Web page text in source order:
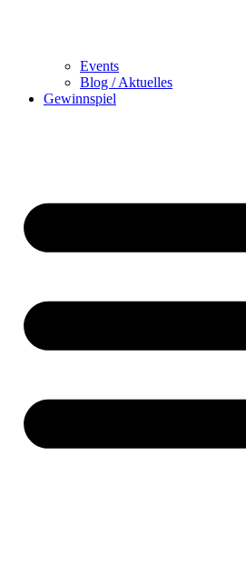
Events
Blog / Aktuelles
Gewinnspiel